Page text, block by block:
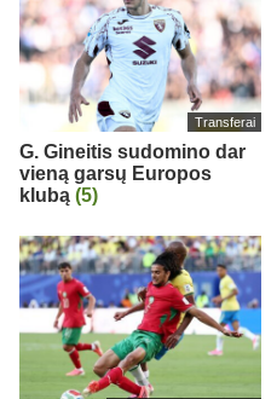
Transferai
G. Gineitis sudomino dar
vieną garsų Europos
klubą (5)